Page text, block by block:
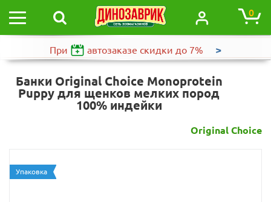
0
При автозаказе скидки до 7% >
Банки Original Choice Monoprotein
Puppy для щенков мелких пород
100% индейки
Original Choice
Упаковка